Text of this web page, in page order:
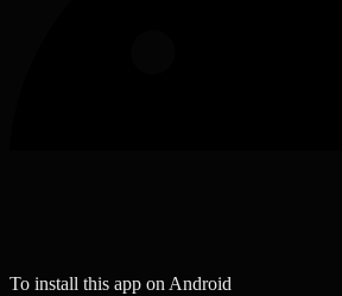
To install this app on Android